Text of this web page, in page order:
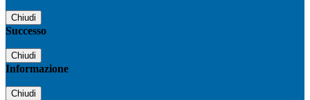
Chiudi
Successo
Chiudi
Informazione
Chiudi